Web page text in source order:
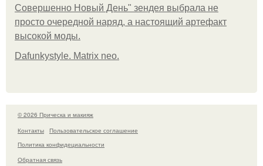
Совершенно Новый День" зендея выбрала не
просто очередной наряд, а настоящий артефакт
высокой моды.
Dafunkystyle. Matrix neo.
© 2026 Прическа и макияж
Контакты
Пользовательское соглашение
Политика конфидециальности
Обратная связь